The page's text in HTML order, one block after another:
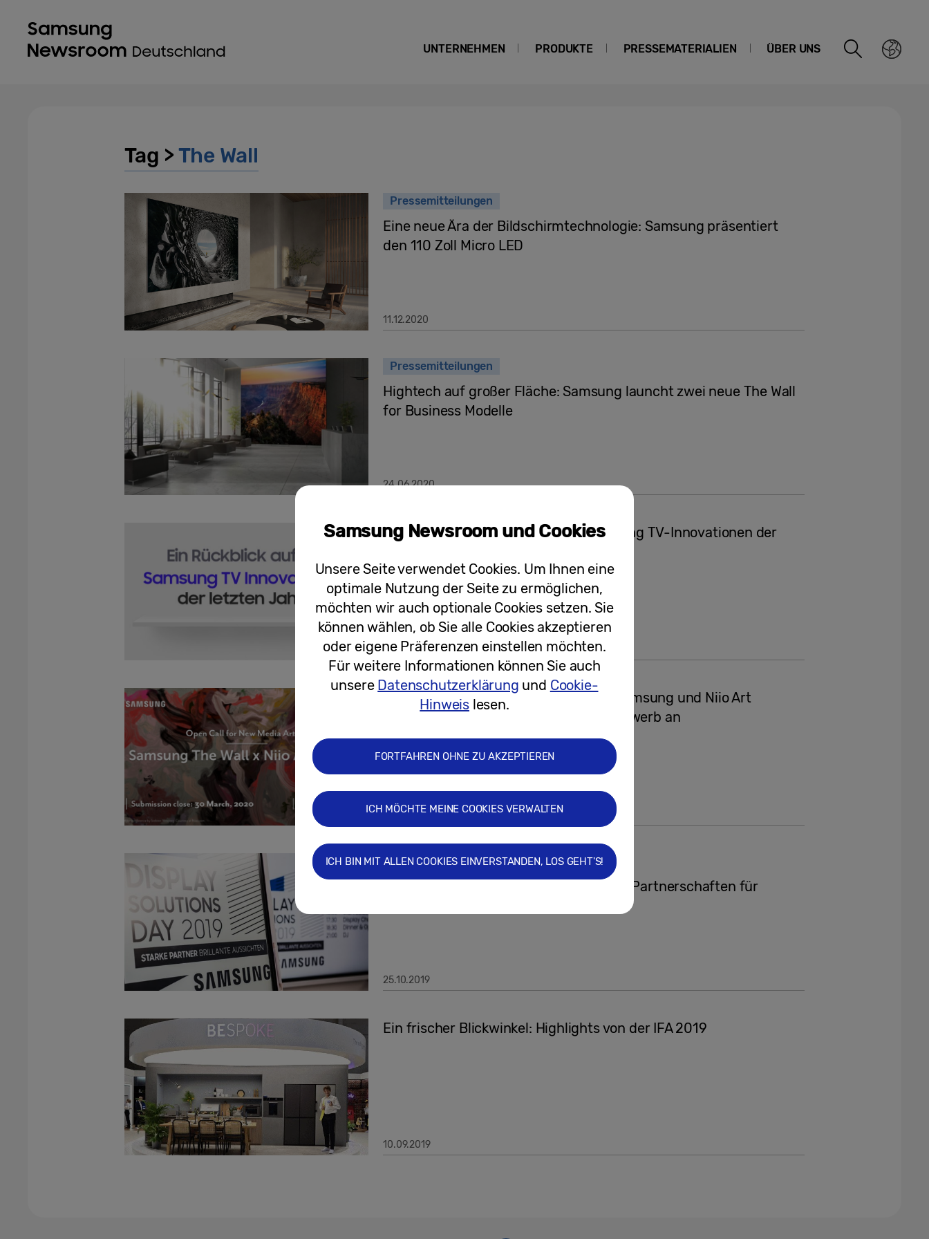
UNTERNEHMEN PRODUKTE PRESSEMATERIALIEN ÜBER UNS
Tag >The Wall
Pressemitteilungen
Eine neue Ära der Bildschirmtechnologie: Samsung präsentiert
den 110 Zoll Micro LED
11.12.2020
Pressemitteilungen
Hightech auf großer Fläche: Samsung launcht zwei neue The Wall
for Business Modelle
24.06.2020
[Infografik] Ein Blick zurück: Die Samsung TV-Innovationen der
02.04.2020
‘The Wall’ feiert bildgewaltige Kunst: Samsung und Niio Art
kündigen globalen Digitalkunst-Wettbewerb an
06.02.2020
Pressemitteilungen
Samsung Display Solutions Day: Starke Partnerschaften für
25.10.2019
Ein frischer Blickwinkel: Highlights von der IFA 2019
10.09.2019
Samsung Newsroom und Cookies
Unsere Seite verwendet Cookies. Um Ihnen eine
optimale Nutzung der Seite zu ermöglichen,
möchten wir auch optionale Cookies setzen. Sie
können wählen, ob Sie alle Cookies akzeptieren
oder eigene Präferenzen einstellen möchten.
Für weitere Informationen können Sie auch
unsere Datenschutzerklärung und Cookie-
Hinweis lesen.
FORTFAHREN OHNE ZU AKZEPTIEREN
ICH MÖCHTE MEINE COOKIES VERWALTEN
ICH BIN MIT ALLEN COOKIES EINVERSTANDEN, LOS GEHT'S!